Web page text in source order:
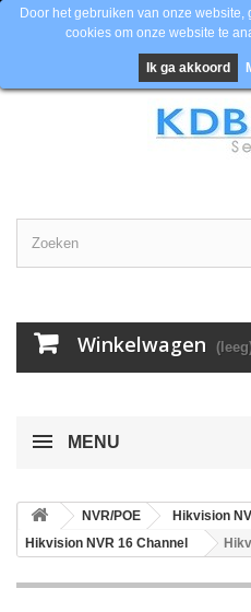
Winkelwagen
Door het gebruiken van onze
cookies om onze website te
Ik ga akkoord
MENU
NVR/POE
Hikvision
Hikvision NVR 16 Channel